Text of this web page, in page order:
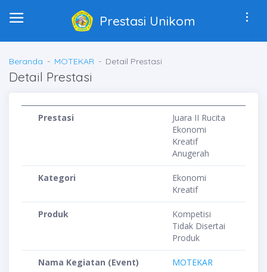
Prestasi Unikom
Beranda MOTEKAR Detail Prestasi
Detail Prestasi
Prestasi
Juara II Rucita
Ekonomi
Kreatif
Anugerah
Kategori
Ekonomi
Kreatif
Produk
Kompetisi
Tidak Disertai
Produk
Nama Kegiatan (Event) MOTEKAR